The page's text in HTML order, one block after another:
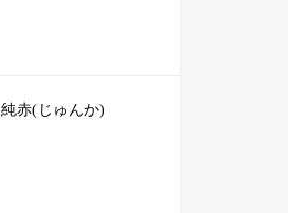
純赤(じゅんか)